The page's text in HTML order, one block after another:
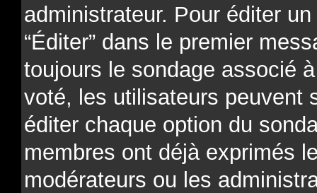
administrateur. Pour éditer
“Éditer” dans le premier
toujours le sondage associé
voté, les utilisateurs peuvent
éditer chaque option du
membres ont déjà exprimés
modérateurs ou les